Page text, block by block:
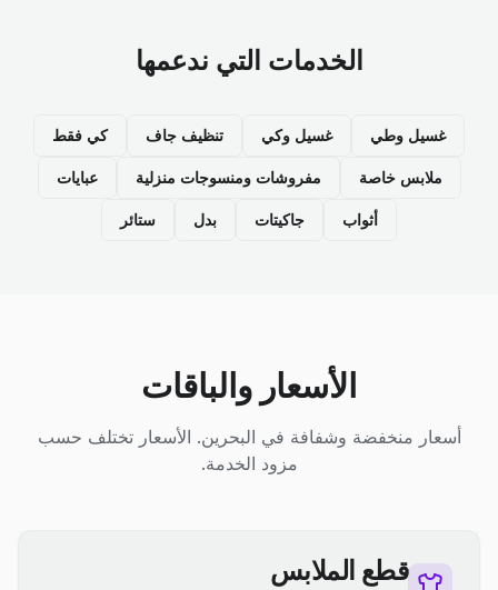
الخدمات التي ندعمها
غسيل وطي غسيل وكي تنظيف جاف كي فقط
ملابس خاصة مفروشات ومنسوجات منزلية عبايات
أثواب جاكيتات بدل ستائر
الأسعار والباقات
أسعار منخفضة وشفافة في البحرين. الأسعار تختلف حسب
مزود الخدمة.
قطع الملابس